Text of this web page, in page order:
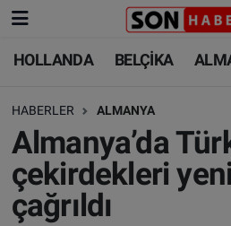
HOLLANDA BELÇİKA
HABERLER ALMANYA
Almanya’da
çekirdekleri
çağrıldı
HOLLANDA
BELÇİKA
ALMANYA
FRANSA
HOLLANDA
BELÇİKA
ALMANYA
TÜRKİYE
Nöbetçi Eczaneler
Hava Durumu
Trafik Durumu
Süper Lig Puan Durumu ve